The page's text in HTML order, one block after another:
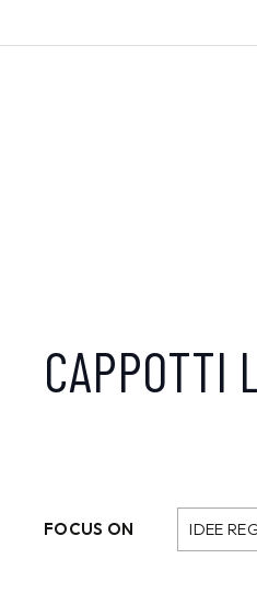
CAPPOTTI
FOCUS ON IDEE